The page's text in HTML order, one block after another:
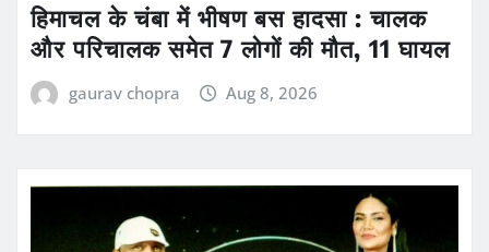
हिमाचल के चंबा में भीषण बस हादसा : चालक
और परिचालक समेत 7 लोगों की मौत, 11 घायल
gaurav chopra Aug 8, 2026